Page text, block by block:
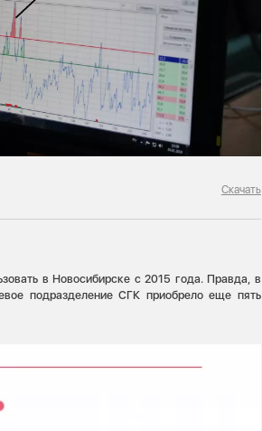
Скачать
в Новосибирске с 2015 года. Правда, в
подразделение СГК приобрело еще пять